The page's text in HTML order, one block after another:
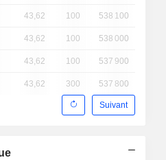
43,62 100 538 100
43,62 100 538 000
43,62 100 537 900
43,62 300 537 800
Suivant